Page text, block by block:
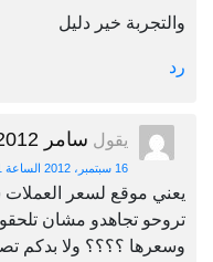
والتجربة خير دليل
رد
يقول سامر 2012
16 سبتمبر، 2012 الساعة 11:11 م
يعني موقع لسعر العملات
تروحو تجاهدو مشان
وسعرها ؟؟؟؟ ولا بدكم